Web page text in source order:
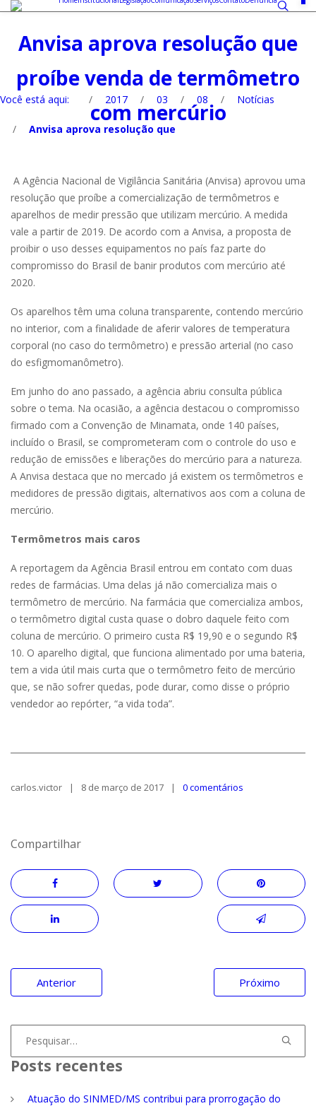
Anvisa aprova resolução que
proíbe venda de termômetro
com mercúrio
Você está aqui: / 2017 / 03 / 08 / Notícias
/ Anvisa aprova resolução que
A Agência Nacional de Vigilância Sanitária (Anvisa) aprovou uma
resolução que proíbe a comercialização de termômetros e
aparelhos de medir pressão que utilizam mercúrio. A medida
vale a partir de 2019. De acordo com a Anvisa, a proposta de
proibir o uso desses equipamentos no país faz parte do
compromisso do Brasil de banir produtos com mercúrio até
2020.
Os aparelhos têm uma coluna transparente, contendo mercúrio
no interior, com a finalidade de aferir valores de temperatura
corporal (no caso do termômetro) e pressão arterial (no caso
do esfigmomanômetro).
Em junho do ano passado, a agência abriu consulta pública
sobre o tema. Na ocasião, a agência destacou o compromisso
firmado com a Convenção de Minamata, onde 140 países,
incluído o Brasil, se comprometeram com o controle do uso e
redução de emissões e liberações do mercúrio para a natureza.
A Anvisa destaca que no mercado já existem os termômetros e
medidores de pressão digitais, alternativos aos com a coluna de
mercúrio.
Termômetros mais caros
A reportagem da Agência Brasil entrou em contato com duas
redes de farmácias. Uma delas já não comercializa mais o
termômetro de mercúrio. Na farmácia que comercializa ambos,
o termômetro digital custa quase o dobro daquele feito com
coluna de mercúrio. O primeiro custa R$ 19,90 e o segundo R$
10. O aparelho digital, que funciona alimentado por uma bateria,
tem a vida útil mais curta que o termômetro feito de mercúrio
que, se não sofrer quedas, pode durar, como disse o próprio
vendedor ao repórter, “a vida toda”.
carlos.victor 8 de março de 2017 0 comentários
Compartilhar
Navegação
de
Anterior Próximo
por:
Posts recentes
Atuação do SINMED/MS contribui para prorrogação do